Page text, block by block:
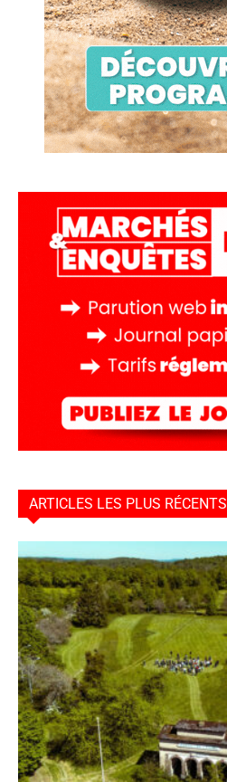
ARTICLES LES PLUS RÉCENTS